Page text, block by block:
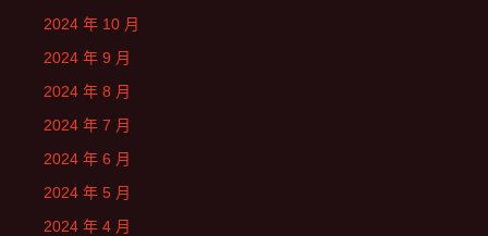
2024 年 10 月
2024 年 9 月
2024 年 8 月
2024 年 7 月
2024 年 6 月
2024 年 5 月
2024 年 4 月